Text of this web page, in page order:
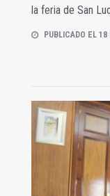
la feria de San
PUBLICADO EL